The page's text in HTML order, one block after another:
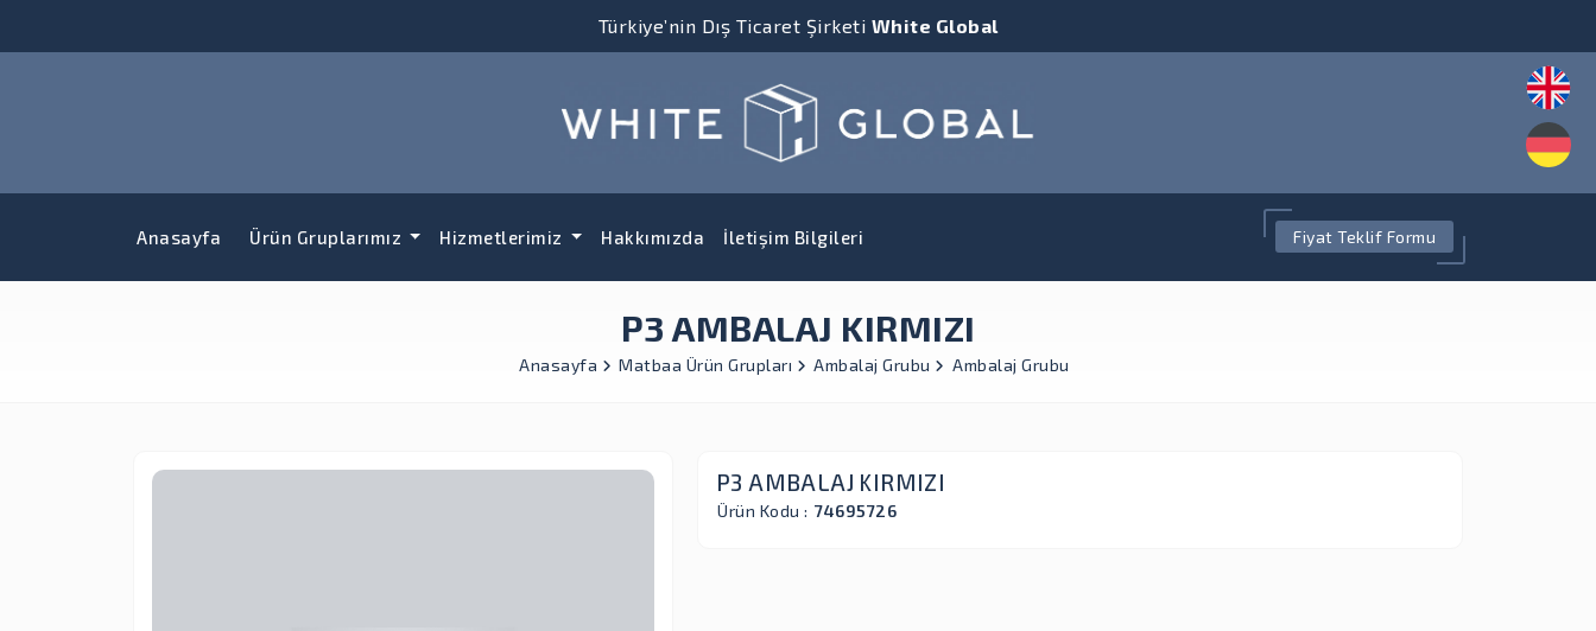
Türkiye’nin Dış Ticaret Şirketi White Global
Anasayfa Ürün Gruplarımız Hizmetlerimiz Hakkımızda İletişim Bilgileri Fiyat Teklif Formu
P3 AMBALAJ KIRMIZI
Anasayfa Matbaa Ürün Grupları Ambalaj Grubu Ambalaj Grubu
P3 AMBALAJ KIRMIZI
Ürün Kodu : 74695726